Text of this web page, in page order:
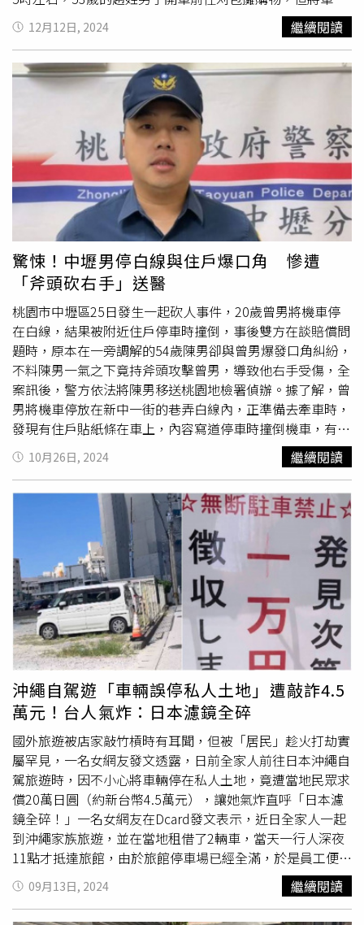
在斑馬線附近，店家發現後上前勸導趙男移車，卻遭其拒
絕，雙方隨即發生爭執；此時，29歲的許姓女子及同齡的呂
姓男子出面為店家打抱不平，與趙男爆發激烈口角，並升級
為肢體衝突。苓雅分局成功派出所接獲報案後，迅速派員趕
往現場，將趙男與許女、呂男帶回調查，趙男指控許女與呂
男對其恐嚇並造成身體傷害；許女及呂男則反控趙男對其施
以暴力及妨害名譽，經警方偵訊後，3人分別因涉嫌刑法傷
害、恐嚇及妨害名譽等罪嫌被函送法辦。苓雅警方事後提醒
民眾，遇到糾紛時應保持冷靜，以理性溝通方式解決問題，
必要時可尋求警方協助，避免因一時衝動觸犯法規；此外，
違規停車本身就易引發矛盾，駕駛人更應自律，確保自身與
他人安全，警方強調，針對任何不法行為將嚴正執法，確保
社會秩序與民眾安全。
12月12日, 2024 繼續閱讀
驚悚！中壢男停白線與住戶爆口角 慘遭
「斧頭砍右手」送醫
桃園市中壢區25日發生一起砍人事件，20歲曾男將機車停
在白線，結果被附近住戶停車時撞倒，事後雙方在談賠償問
題時，原本在一旁調解的54歲陳男卻與曾男爆發口角糾紛，
不料陳男一氣之下竟持斧頭攻擊曾男，導致他右手受傷，全
案訊後，警方依法將陳男移送桃園地檢署偵辦。據了解，曾
男將機車停放在新中一街的巷弄白線內，正準備去牽車時，
發現有住戶貼紙條在車上，內容寫道停車時撞倒機車，有問
題可以聯絡，曾男於是登門拜訪，並好聲好氣稱依據估價單
照賠就好，不料對方竟說該處位在住家旁且有擺放花盆，因
此只有這邊住戶才可以停。曾男回應，機車停放在白線並不
影響住戶出入且是誰都能停，沒想到對方卻爆氣開嗆，並稱
機車停放1日她很難停車，但曾男回擊他當日根本不在那並
強調白線為何不能停，隨後陳男見狀便在雙方爭吵中協助調
解，結果陳男因不明原因突情緒失控與曾男互吵，甚至手持
斧頭背部襲擊他，造成曾男右手撕裂傷。警方表示，25日晚
間8時許獲報，新中一街發生停車糾紛 ，員警到場了解過程
後，隨即將傷患送醫治療，犯行的陳男則被警方帶回，並在
現場查扣犯罪工具1把斧頭，全案訊後，陳男將依違反《殺
人未遂罪》移送桃園地檢署偵辦。
10月26日, 2024 繼續閱讀
沖繩自駕遊「車輛誤停私人土地」遭敲詐4.5
萬元！台人氣炸：日本濾鏡全碎
國外旅遊被店家敲竹槓時有耳聞，但被「居民」趁火打劫實
屬罕見，一名女網友發文透露，日前全家人前往日本沖繩自
駕旅遊時，因不小心將車輛停在私人土地，竟遭當地民眾求
償20萬日圓（約新台幣4.5萬元），讓她氣炸直呼「日本濾
鏡全碎！」一名女網友在Dcard發文表示，近日全家人一起
到沖繩家族旅遊，並在當地租借了2輛車，當天一行人深夜
11點才抵達旅館，由於旅館停車場已經全滿，於是員工便示
意對面的一塊空地可以停車，怎料停好車不久後，一名日籍
男子卻上前告知這裡是私人土地，並指著寫著「禁止擅自停
09月13日, 2024 繼續閱讀